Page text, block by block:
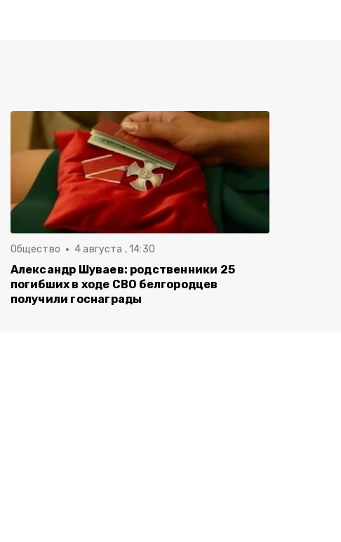
Общество 4 августа , 14:30
Александр Шуваев: родственники 25
погибших в ходе СВО белгородцев
получили госнаграды